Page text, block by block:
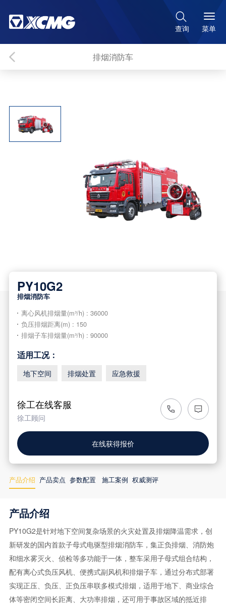

查询 菜单
排烟消防车
PY10G2
排烟消防车
离心风机排烟量(m³/h) : 36000
负压排烟距离(m) : 150
排烟子车排烟量(m³/h) : 90000
适用工况：
地下空间 排烟处置 应急救援
徐工在线客服
徐工顾问
在线获得报价
产品介绍 产品卖点 参数配置 施工案例 权威测评
产品介绍
PY10G2是针对地下空间复杂场景的火灾处置及排烟降温需求，创
新研发的国内首款子母式电驱型排烟消防车，集正负排烟、消防炮
和细水雾灭火、侦检等多功能于一体，整车采用子母式组合结构，
配有离心式负压风机、便携式副风机和排烟子车，通过分布式部署
实现正压、负压、正负压串联多模式排烟，适用于地下、商业综合
体等密闭空间长距离、大功率排烟，还可用于事故区域的抵近排